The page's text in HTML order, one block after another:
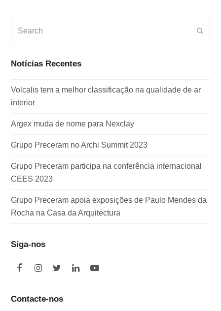
Notícias Recentes
Volcalis tem a melhor classificação na qualidade de ar
interior
Argex muda de nome para Nexclay
Grupo Preceram no Archi Summit 2023
Grupo Preceram participa na conferência internacional
CEES 2023
Grupo Preceram apoia exposições de Paulo Mendes da
Rocha na Casa da Arquitectura
Siga-nos
F
e
I
t
T
t
L
Y
Contacte-nos